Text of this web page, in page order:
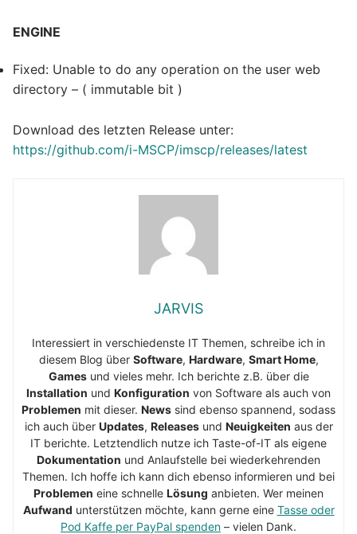
ENGINE
Fixed: Unable to do any operation on the user web
directory – ( immutable bit )
Download des letzten Release unter:
https://github.com/i-MSCP/imscp/releases/latest
JARVIS
Interessiert in verschiedenste IT Themen, schreibe ich in
diesem Blog über Software, Hardware, Smart Home,
Gamesund vieles mehr. Ich berichte z.B. über die
Installation und Konfiguration von Software als auch von
Problemen mit dieser. News sind ebenso spannend, sodass
ich auch über Updates, Releasesund Neuigkeiten aus der
IT berichte. Letztendlich nutze ich Taste-of-IT als eigene
Dokumentation und Anlaufstelle bei wiederkehrenden
Themen. Ich hoffe ich kann dich ebenso informieren und bei
Problemen eine schnelle Lösung anbieten. Wer meinen
Aufwand unterstützen möchte, kann gerne eine Tasse oder
Pod Kaffe per PayPal spenden – vielen Dank.